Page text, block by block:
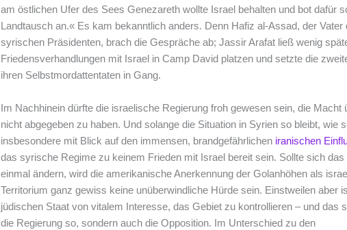
am östlichen Ufer des Sees Genezareth wollte Israel behalten und bot dafür
Landtausch an.« Es kam bekanntlich anders. Denn Hafiz al-Assad, der Vater
syrischen Präsidenten, brach die Gespräche ab; Jassir Arafat ließ wenig
Friedensverhandlungen mit Israel in Camp David platzen und setzte die
ihren Selbstmordattentaten in Gang.
Im Nachhinein dürfte die israelische Regierung froh gewesen sein, die Macht
nicht abgegeben zu haben. Und solange die Situation in Syrien so bleibt, wie
insbesondere mit Blick auf den immensen, brandgefährlichen iranischen
das syrische Regime zu keinem Frieden mit Israel bereit sein. Sollte sich das
einmal ändern, wird die amerikanische Anerkennung der Golanhöhen als
Territorium ganz gewiss keine unüberwindliche Hürde sein. Einstweilen aber
jüdischen Staat von vitalem Interesse, das Gebiet zu kontrollieren – und das
die Regierung so, sondern auch die Opposition. Im Unterschied zu den